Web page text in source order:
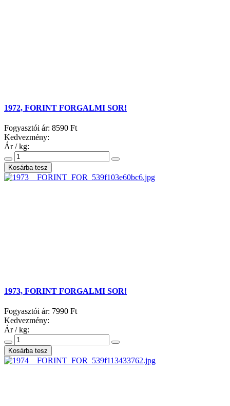
1972, FORINT FORGALMI SOR!
Fogyasztói ár: 8590 Ft
Kedvezmény:
Ár / kg:
1973, FORINT FORGALMI SOR!
Fogyasztói ár: 7990 Ft
Kedvezmény:
Ár / kg: